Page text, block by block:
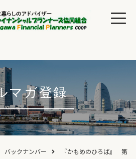
マガ登録
バックナンバー
『かもめのひろば』 第